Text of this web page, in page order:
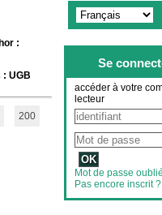
:
UGB
200
Se
accéder à votre
lecteur
Mot de passe
Pas encore inscrit ?